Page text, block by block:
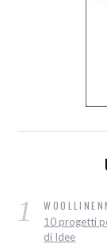
1
10 progetti
di Idee